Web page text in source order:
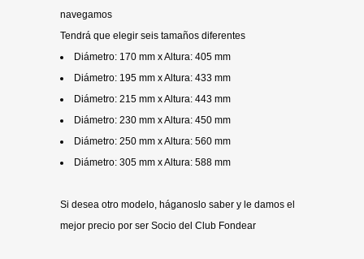
navegamos
Tendrá que elegir seis tamaños diferentes
Diámetro: 170 mm x Altura: 405 mm
Diámetro: 195 mm x Altura: 433 mm
Diámetro: 215 mm x Altura: 443 mm
Diámetro: 230 mm x Altura: 450 mm
Diámetro: 250 mm x Altura: 560 mm
Diámetro: 305 mm x Altura: 588 mm
Si desea otro modelo, háganoslo saber y le damos el
mejor precio por ser Socio del Club Fondear